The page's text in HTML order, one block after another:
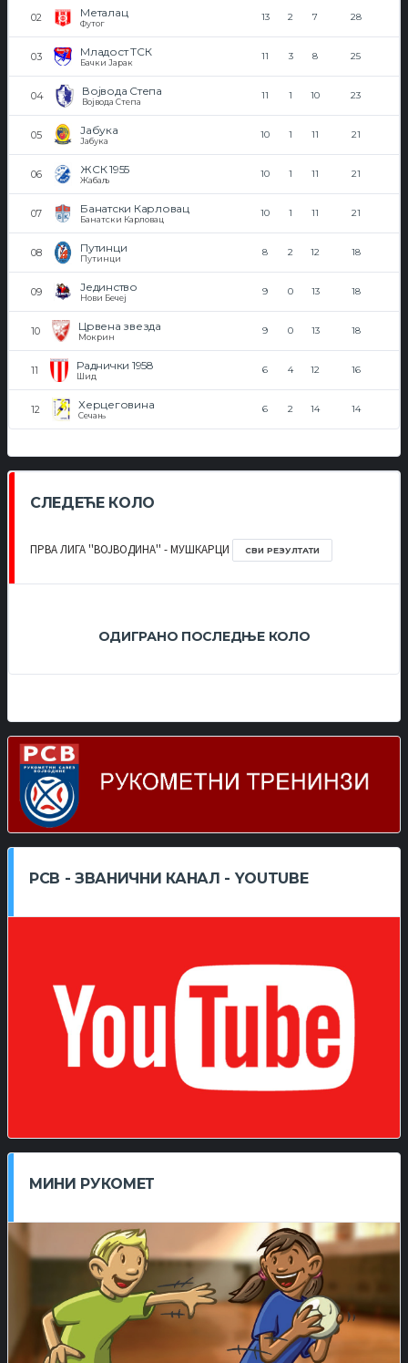
Металац
Футог
13 2 7 28
Младост ТСК
Бачки Јарак
11 3 8 25
Војвода Степа
Војвода Степа
11 1 10 23
Јабука
Јабука
10 1 11 21
ЖСК 1955
Жабаљ
10 1 11 21
Банатски Карловац
Банатски Карловац
10 1 11 21
Путинци
Путинци
8 2 12 18
Јединство
Нови Бечеј
9 0 13 18
Црвена звезда
Мокрин
9 0 13 18
Раднички 1958
Шид
6 4 12 16
Херцеговина
Сечањ
6 2 14 14
СЛЕДЕЋЕ КОЛО
ПРВА ЛИГА ''ВОЈВОДИНА'' - МУШКАРЦИ СВИ РЕЗУЛТАТИ
ОДИГРАНО ПОСЛЕДЊЕ КОЛО
РСВ - ЗВАНИЧНИ КАНАЛ - YOUTUBE
МИНИ РУКОМЕТ